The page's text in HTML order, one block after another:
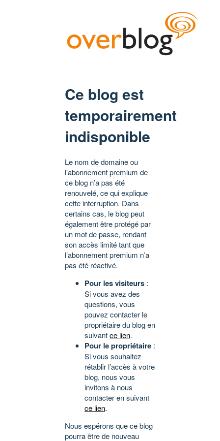
Ce blog est
temporairement
indisponible
Le nom de domaine ou
l’abonnement premium de
ce blog n’a pas été
renouvelé, ce qui explique
cette interruption. Dans
certains cas, le blog peut
également être protégé par
un mot de passe, rendant
son accès limité tant que
l’abonnement premium n’a
pas été réactivé.
Pour les visiteurs :
Si vous avez des
questions, vous
pouvez contacter le
propriétaire du blog en
suivantce lien.
Pour le propriétaire :
Si vous souhaitez
rétablir l’accès à votre
blog, nous vous
invitons à nous
contacter en suivant
ce lien.
Nous espérons que ce blog
pourra être de nouveau